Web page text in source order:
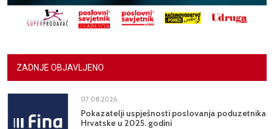
ZADNJE OBJAVLJENO
07.08.2026.
Pokazatelji uspješnosti poslovanja poduzetnika
Hrvatske u 2025. godini